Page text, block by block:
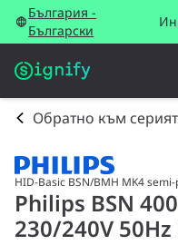
България -
Български
Обратно към
HID-Basic BSN/BMH MK4
Philips BSN
230/240V 50Hz